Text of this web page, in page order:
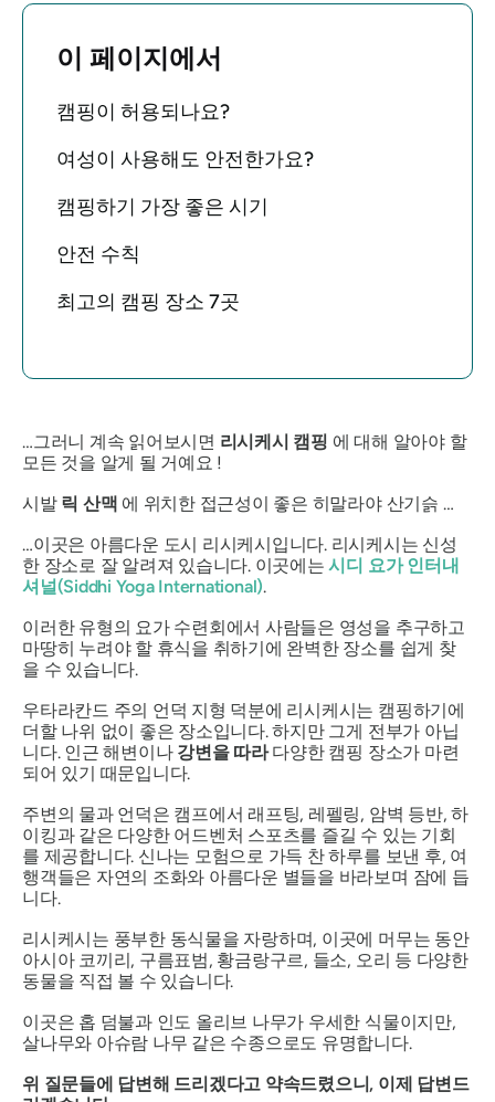
이 페이지에서
캠핑이 허용되나요?
여성이 사용해도 안전한가요?
캠핑하기 가장 좋은 시기
안전 수칙
최고의 캠핑 장소 7곳
…그러니 계속 읽어보시면 리시케시 캠핑 에 대해 알아야 할
모든 것을 알게 될 거예요 !
시발 릭 산맥 에 위치한 접근성이 좋은 히말라야 산기슭 …
…이곳은 아름다운 도시 리시케시입니다. 리시케시는 신성
한 장소로 잘 알려져 있습니다. 이곳에는시디 요가 인터내
셔널(Siddhi Yoga International).
이러한 유형의 요가 수련회에서 사람들은 영성을 추구하고
마땅히 누려야 할 휴식을 취하기에 완벽한 장소를 쉽게 찾
을 수 있습니다.
우타라칸드 주의 언덕 지형 덕분에 리시케시는 캠핑하기에
더할 나위 없이 좋은 장소입니다. 하지만 그게 전부가 아닙
니다. 인근 해변이나 강변을 따라다양한 캠핑 장소가 마련
되어 있기 때문입니다.
주변의 물과 언덕은 캠프에서 래프팅, 레펠링, 암벽 등반, 하
이킹과 같은 다양한 어드벤처 스포츠를 즐길 수 있는 기회
를 제공합니다. 신나는 모험으로 가득 찬 하루를 보낸 후, 여
행객들은 자연의 조화와 아름다운 별들을 바라보며 잠에 듭
니다.
리시케시는 풍부한 동식물을 자랑하며, 이곳에 머무는 동안
아시아 코끼리, 구름표범, 황금랑구르, 들소, 오리 등 다양한
동물을 직접 볼 수 있습니다.
이곳은 홉 덤불과 인도 올리브 나무가 우세한 식물이지만,
살나무와 아슈람 나무 같은 수종으로도 유명합니다.
위 질문들에 답변해 드리겠다고 약속드렸으니, 이제 답변드